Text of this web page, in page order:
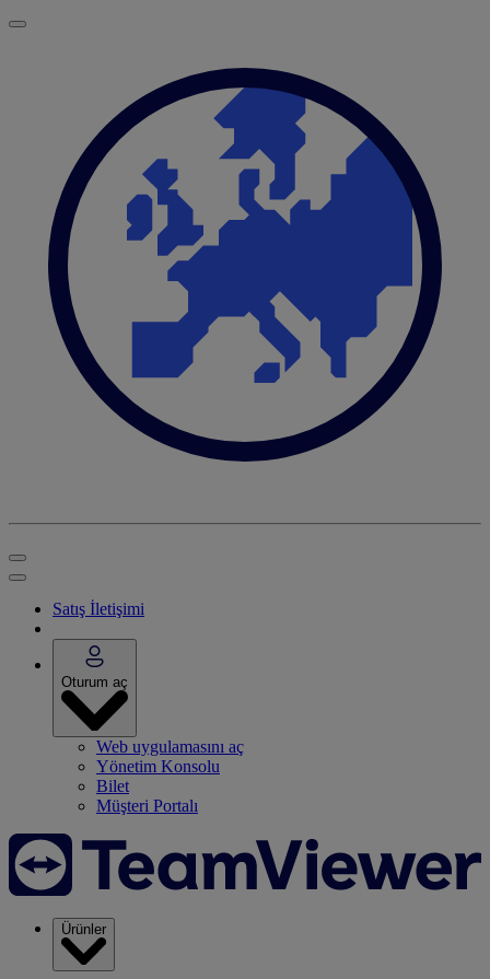
Satış İletişimi
Oturum aç
Web uygulamasını aç
Yönetim Konsolu
Bilet
Müşteri Portalı
Ürünler